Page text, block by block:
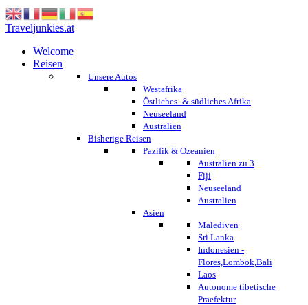
Traveljunkies.at
Welcome
Reisen
Unsere Autos
Westafrika
Östliches- & südliches Afrika
Neuseeland
Australien
Bisherige Reisen
Pazifik & Ozeanien
Australien zu 3
Fiji
Neuseeland
Australien
Asien
Malediven
Sri Lanka
Indonesien -
Flores,Lombok,Bali
Laos
Autonome tibetische
Praefektur